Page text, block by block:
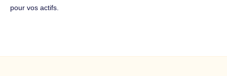
pour vos actifs.